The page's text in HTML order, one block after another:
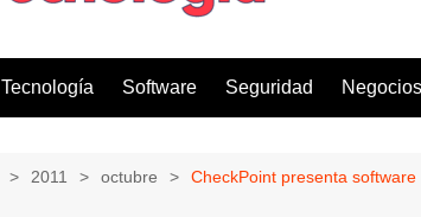
Tecnología Software Seguridad Negocios
2011 octubre CheckPoint presenta